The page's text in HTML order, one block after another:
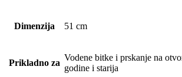
Dimenzija 51 cm
Prikladno za
Vodene bitke i prskanje na
godine i starija